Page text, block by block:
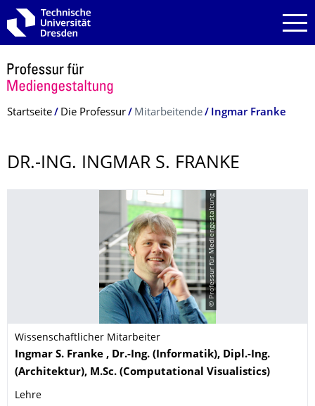
Zur Hauptnavigation springen
Zur Suche springen
Zum Inhalt springen
Breadcrumb-Menü
Startseite Die Professur Mitarbeitende Ingmar Franke
DR.-ING. INGMAR S. FRANKE
© Professur für Mediengestaltung
Wissenschaftlicher Mitarbeiter
Name
Ingmar S. Franke , Dr.-Ing. (Informatik), Dipl.-Ing.
(Architektur), M.Sc. (Computational Visualistics)
Lehre